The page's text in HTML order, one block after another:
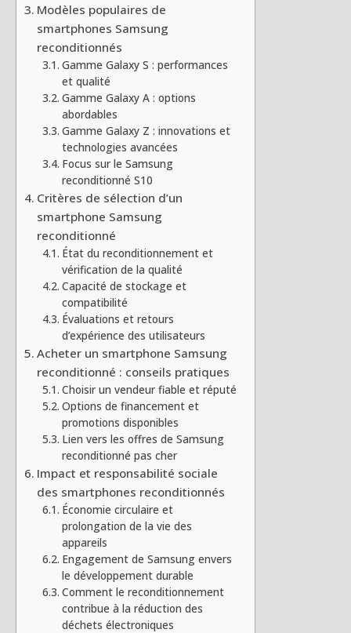
Modèles populaires de
smartphones Samsung
reconditionnés
Gamme Galaxy S : performances
et qualité
Gamme Galaxy A : options
abordables
Gamme Galaxy Z : innovations et
technologies avancées
Focus sur le Samsung
reconditionné S10
Critères de sélection d’un
smartphone Samsung
reconditionné
État du reconditionnement et
vérification de la qualité
Capacité de stockage et
compatibilité
Évaluations et retours
d’expérience des utilisateurs
Acheter un smartphone Samsung
reconditionné : conseils pratiques
Choisir un vendeur fiable et réputé
Options de financement et
promotions disponibles
Lien vers les offres de Samsung
reconditionné pas cher
Impact et responsabilité sociale
des smartphones reconditionnés
Économie circulaire et
prolongation de la vie des
appareils
Engagement de Samsung envers
le développement durable
Comment le reconditionnement
contribue à la réduction des
déchets électroniques